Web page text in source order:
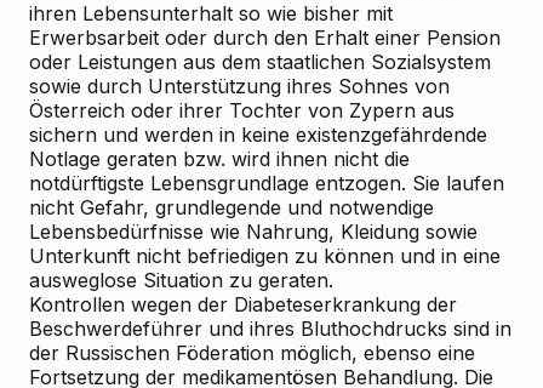
ihren Lebensunterhalt so wie bisher mit
Erwerbsarbeit oder durch den Erhalt einer Pension
oder Leistungen aus dem staatlichen Sozialsystem
sowie durch Unterstützung ihres Sohnes von
Österreich oder ihrer Tochter von Zypern aus
sichern und werden in keine existenzgefährdende
Notlage geraten bzw. wird ihnen nicht die
notdürftigste Lebensgrundlage entzogen. Sie laufen
nicht Gefahr, grundlegende und notwendige
Lebensbedürfnisse wie Nahrung, Kleidung sowie
Unterkunft nicht befriedigen zu können und in eine
ausweglose Situation zu geraten.
Kontrollen wegen der Diabeteserkrankung der
Beschwerdeführer und ihres Bluthochdrucks sind in
der Russischen Föderation möglich, ebenso eine
Fortsetzung der medikamentösen Behandlung. Die